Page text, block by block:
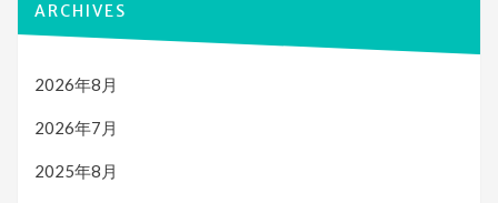
ARCHIVES
2026年8月
2026年7月
2025年8月